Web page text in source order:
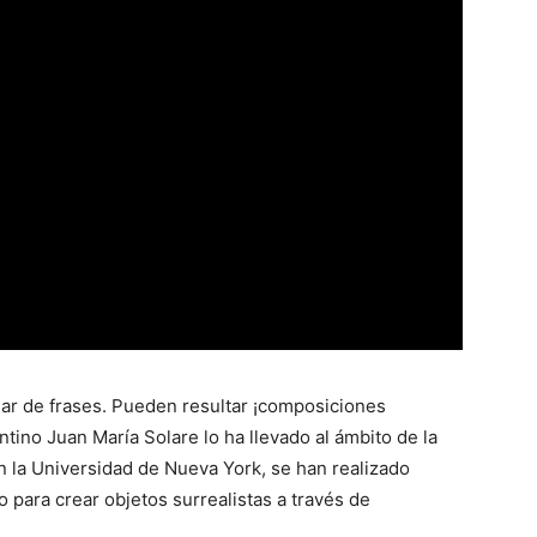
de frases. Pueden resultar ¡composiciones
Juan María Solare lo ha llevado al ámbito de la
la Universidad de Nueva York, se han realizado
para crear objetos surrealistas a través de